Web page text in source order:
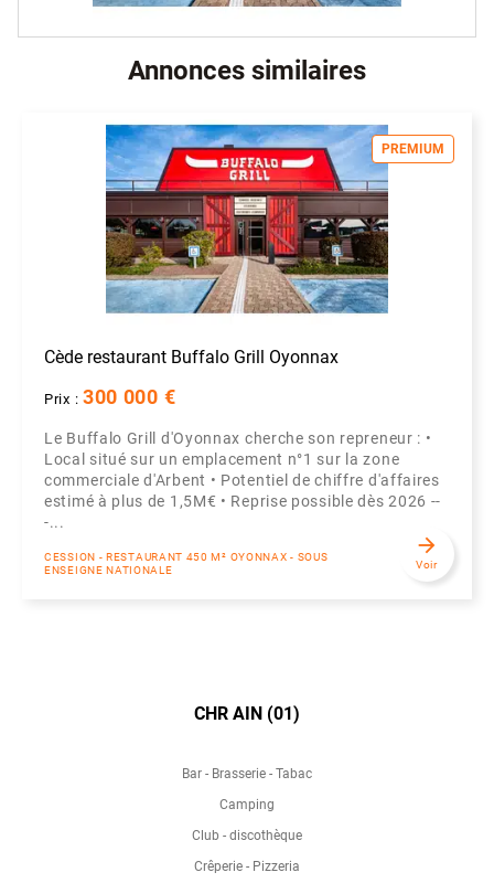
Annonces similaires
PREMIUM
Cède restaurant Buffalo Grill Oyonnax
Prix : 300 000 €
Le Buffalo Grill d'Oyonnax cherche son repreneur : •
Local situé sur un emplacement n°1 sur la zone
commerciale d'Arbent • Potentiel de chiffre d'affaires
estimé à plus de 1,5M€ • Reprise possible dès 2026 --
-...
CESSION - RESTAURANT 450 M² OYONNAX - SOUS
ENSEIGNE NATIONALE
arrow_forward
Voir
CHR AIN (01)
Bar - Brasserie - Tabac
Camping
Club - discothèque
Crêperie - Pizzeria